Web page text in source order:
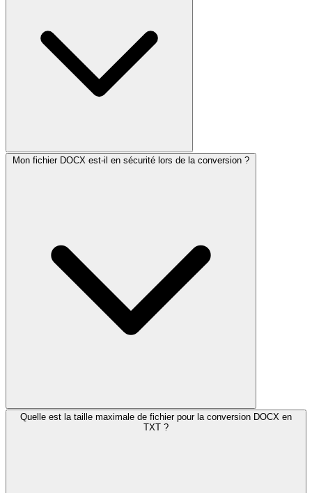
Mon fichier DOCX est-il en sécurité lors de la conversion ?
Quelle est la taille maximale de fichier pour la conversion DOCX en
TXT ?